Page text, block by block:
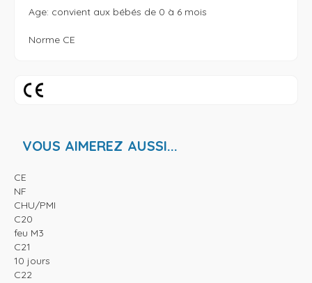
Age: convient aux bébés de 0 à 6 mois
Norme CE
VOUS AIMEREZ AUSSI...
CE
NF
CHU/PMI
C20
feu M3
C21
10 jours
C22